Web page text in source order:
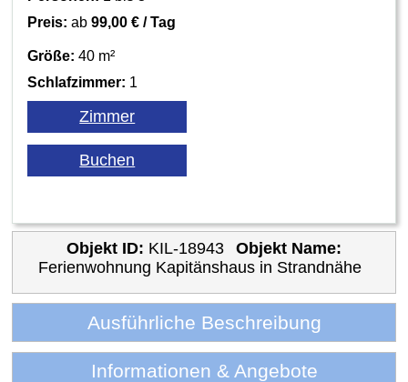
Preis: ab99,00 € / Tag
Größe: 40 m²
Schlafzimmer: 1
Objekt ID: KIL-18943
Objekt Name:
Ferienwohnung Kapitänshaus in Strandnähe
Ausführliche Beschreibung
Informationen & Angebote